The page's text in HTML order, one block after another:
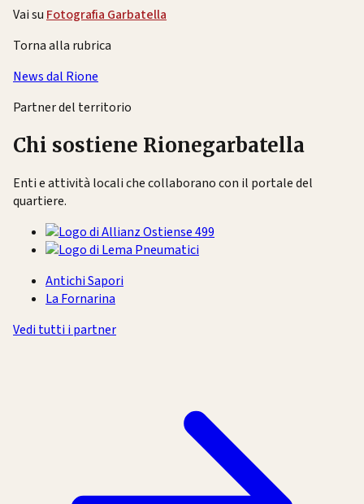
Vai su Fotografia Garbatella
Torna alla rubrica
News dal Rione
Partner del territorio
Chi sostiene Rionegarbatella
Enti e attività locali che collaborano con il portale del
quartiere.
Antichi Sapori
La Fornarina
Vedi tutti i partner